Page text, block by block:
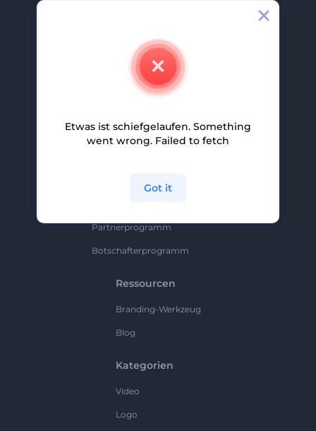
Partnerprogramm
Partnerprogramm
Botschafterprogramm
Ressourcen
Branding-Werkzeug
Blog
Kategorien
Video
Logo
Etwas ist schiefgelaufen. Something
went wrong. Failed to fetch
Got it